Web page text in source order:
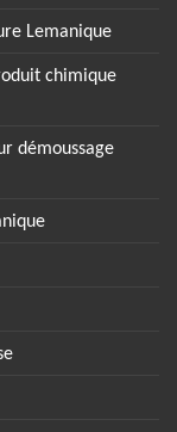
Lemanique
chimique
démoussage